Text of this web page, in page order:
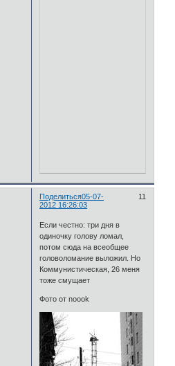
Поделиться 11
05-07-
2012 16:26:03
Если честно: три дня в
одиночку голову ломал,
потом сюда на всеобщее
головоломание выложил. Но
Коммунистическая, 26 меня
тоже смущает
Фото от noook